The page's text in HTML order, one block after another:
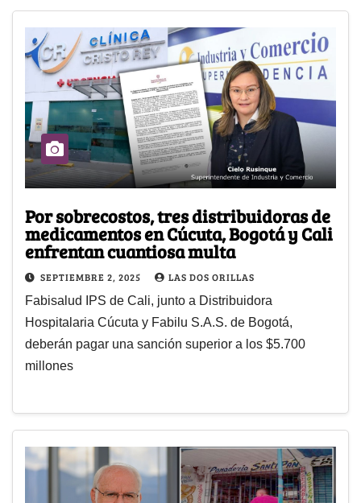
Por sobrecostos, tres distribuidoras de
medicamentos en Cúcuta, Bogotá y Cali
enfrentan cuantiosa multa
SEPTIEMBRE 2, 2025 LAS DOS ORILLAS
Fabisalud IPS de Cali, junto a Distribuidora
Hospitalaria Cúcuta y Fabilu S.A.S. de Bogotá,
deberán pagar una sanción superior a los $5.700
millones